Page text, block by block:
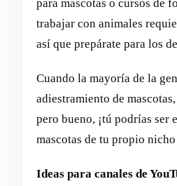
para mascotas o cursos de
trabajar con animales
así que prepárate para los
Cuando la mayoría de la
adiestramiento de
pero bueno, ¡tú podrías ser
mascotas de tu propio
Ideas para canales de